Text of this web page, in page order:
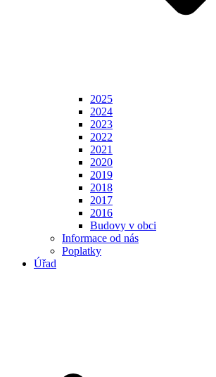
2025
2024
2023
2022
2021
2020
2019
2018
2017
2016
Budovy v obci
Informace od nás
Poplatky
Úřad